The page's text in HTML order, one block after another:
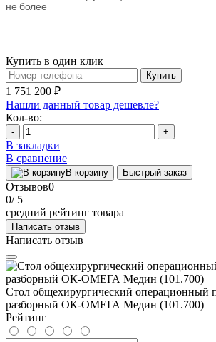
не более
Купить в один клик
Купить
1 751 200 ₽
Нашли данный товар дешевле?
Кол-во:
- +
В закладки
В сравнение
В корзину Быстрый заказ
Отзывов0
0/ 5
средний рейтинг товара
Написать отзыв
Написать отзыв
Стол общехирургический операционный
разборный ОК-ОМЕГА Медин (101.700)
Рейтинг